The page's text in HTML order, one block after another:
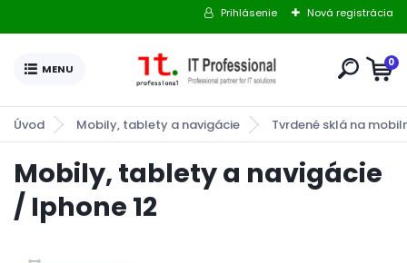
Prihlásenie Nová registrácia
0
Úvod Mobily, tablety a navigácie Tvrdené sklá na
Mobily, tablety a navigácie
/ Iphone 12